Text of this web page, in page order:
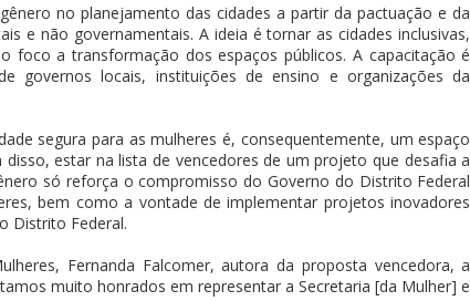
no planejamento das cidades a partir da pactuação e da
e não governamentais. A ideia é tornar as cidades inclusivas,
foco a transformação dos espaços públicos. A capacitação é
governos locais, instituições de ensino e organizações da
segura para as mulheres é, consequentemente, um espaço
estar na lista de vencedores de um projeto que desafia a
só reforça o compromisso do Governo do Distrito Federal
bem como a vontade de implementar projetos inovadores
Distrito Federal.
Fernanda Falcomer, autora da proposta vencedora, a
muito honrados em representar a Secretaria [da Mulher] e